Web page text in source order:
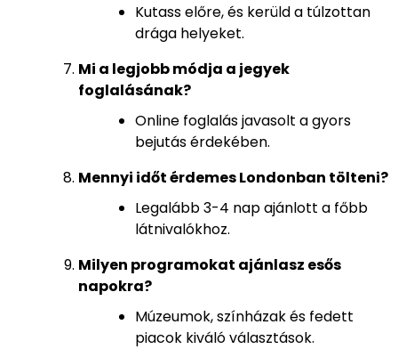
Kutass előre, és kerüld a túlzottan
drága helyeket.
Mi a legjobb módja a jegyek
foglalásának?
Online foglalás javasolt a gyors
bejutás érdekében.
Mennyi időt érdemes Londonban tölteni?
Legalább 3-4 nap ajánlott a főbb
látnivalókhoz.
Milyen programokat ajánlasz esős
napokra?
Múzeumok, színházak és fedett
piacok kiváló választások.